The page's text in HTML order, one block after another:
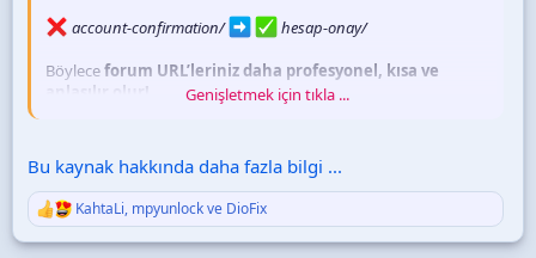
account-confirmation/
hesap-onay/
Böyleceforum URL’leriniz daha profesyonel, kısa ve
anlaşılır olur!
forumunuzu daha profesyonel, kısa ve anlaşılır hale
getirir!
Türkçe Dostu URL’ler:İngilizce URL’leri otomatik olarak...
Genişletmek için tıkla ...
Bu kaynak hakkında daha fazla bilgi ...
T
KahtaLi, mpyunlockve DioFix